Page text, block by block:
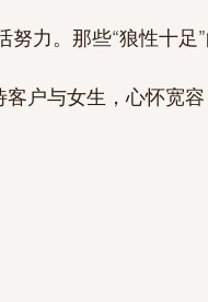
力。那些“狼性十足
户与女生，心怀宽容